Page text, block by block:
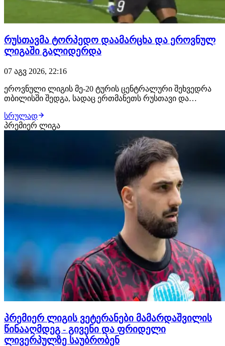
რუსთავმა ტორპედო დაამარცხა და ეროვნულ
ლიგაში გალიდერდა
07 აგვ 2026, 22:16
ეროვნული ლიგის მე-20 ტურის ცენტრალური შეხვედრა
თბილისში შედგა, სადაც ერთმანეთს რუსთავი და
წუთზე რუსთაველები ლეგიონერმა ჟან სოუზა დე
ალმეიდამ დააწინაურა, მასპინძლებმა პირველი ტაიმი
ბოლომდე მიიყვანეს. იმერული კლუბი ვერც მეორე
სრულად
პრემიერ ლიგა
პრემიერ ლიგის ვეტერანები მამარდაშვილის
წინააღმდეგ - გივენი და ფრიდელი
ლივერპულზე საუბრობენ